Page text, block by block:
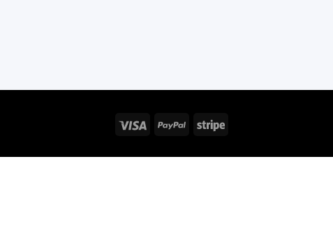
Visa PayPal Stripe